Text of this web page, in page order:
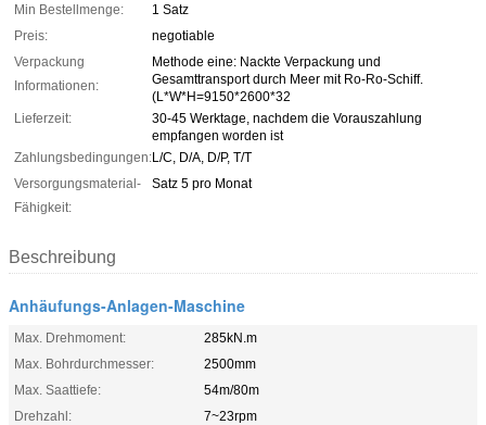
Min Bestellmenge:
1 Satz
Preis:
negotiable
Verpackung
Informationen:
Methode eine: Nackte Verpackung und
Gesamttransport durch Meer mit Ro-Ro-Schiff.
(L*W*H=9150*2600*32
Lieferzeit:
30-45 Werktage, nachdem die Vorauszahlung
empfangen worden ist
Zahlungsbedingungen:L/C, D/A, D/P, T/T
Versorgungsmaterial-
Fähigkeit:
Satz 5 pro Monat
Beschreibung
Anhäufungs-Anlagen-Maschine
Max. Drehmoment:
285kN.m
Max. Bohrdurchmesser:
2500mm
Max. Saattiefe:
54m/80m
Drehzahl:
7~23rpm